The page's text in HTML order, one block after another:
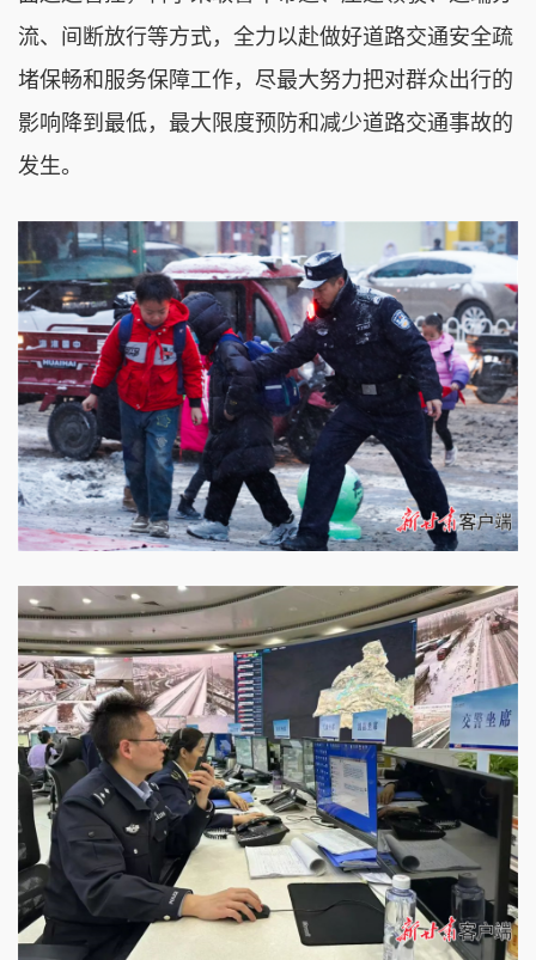
流、间断放行等方式，全力以赴做好道路交通安全疏
堵保畅和服务保障工作，尽最大努力把对群众出行的
影响降到最低，最大限度预防和减少道路交通事故的
发生。